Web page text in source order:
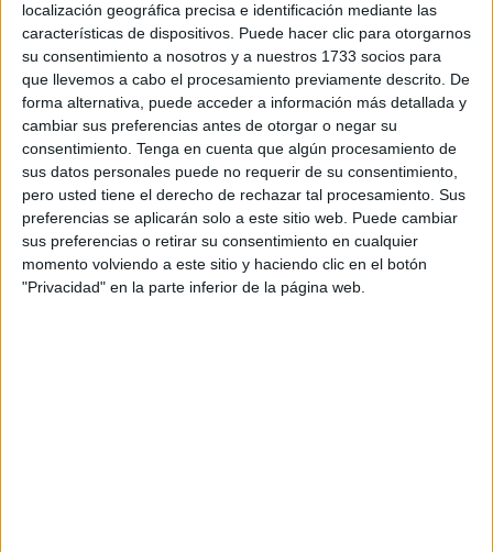
localización geográfica precisa e identificación mediante las
características de dispositivos. Puede hacer clic para otorgarnos
su consentimiento a nosotros y a nuestros 1733 socios para
que llevemos a cabo el procesamiento previamente descrito. De
forma alternativa, puede acceder a información más detallada y
cambiar sus preferencias antes de otorgar o negar su
consentimiento. Tenga en cuenta que algún procesamiento de
sus datos personales puede no requerir de su consentimiento,
pero usted tiene el derecho de rechazar tal procesamiento. Sus
preferencias se aplicarán solo a este sitio web. Puede cambiar
sus preferencias o retirar su consentimiento en cualquier
momento volviendo a este sitio y haciendo clic en el botón
"Privacidad" en la parte inferior de la página web.